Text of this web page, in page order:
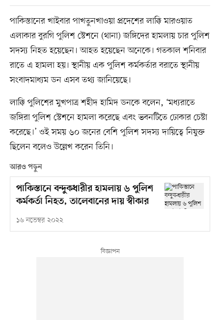
পাকিস্তানের খাইবার পাখতুনখাওয়া প্রদেশের লাক্কি মারওয়াত
এলাকার বুরগি পুলিশ স্টেশনে (থানা) জঙ্গিদের হামলায় চার পুলিশ
সদস্য নিহত হয়েছেন। আহত হয়েছেন অনেকে। গতকাল শনিবার
রাতে এ হামলা হয়। স্থানীয় এক পুলিশ কর্মকর্তার বরাতে স্থানীয়
সংবাদমাধ্যম ডন এসব তথ্য জানিয়েছে।
লাক্কি পুলিশের মুখপাত্র শহীদ হামিদ ডনকে বলেন, ‘মধ্যরাতে
জঙ্গিরা পুলিশ স্টেশনে হামলা করেছে এবং ভবনটিতে ঢোকার চেষ্টা
করেছে।’ ওই সময় ৬০ জনের বেশি পুলিশ সদস্য দায়িত্বে নিযুক্ত
ছিলেন বলেও উল্লেখ করেন তিনি।
আরও পড়ুন
পাকিস্তানে বন্দুকধারীর হামলায় ৬ পুলিশ
কর্মকর্তা নিহত, তালেবানের দায় স্বীকার
১৬ নভেম্বর ২০২২